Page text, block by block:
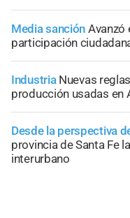
Media sanción Avanzó
participación
Industria Nuevas
producción usadas en
Desde la perspectiva
provincia de Santa Fe
interurbano